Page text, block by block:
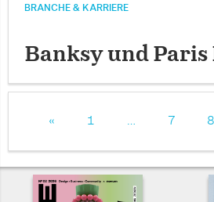
BRANCHE & KARRIERE
Banksy und
« 1 7 8